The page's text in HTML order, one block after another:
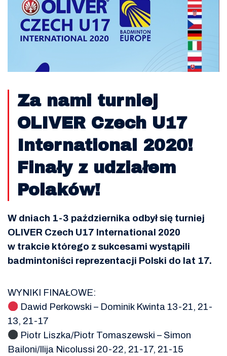
Za nami turniej
OLIVER Czech U17
International 2020!
Finały z udziałem
Polaków!
W dniach 1-3 października odbył się turniej
OLIVER Czech U17 International 2020
w trakcie którego z sukcesami wystąpili
badmintoniści reprezentacji Polski do lat 17.
WYNIKI FINAŁOWE:
Dawid Perkowski – Dominik Kwinta 13-21, 21-
13, 21-17
Piotr Liszka/Piotr Tomaszewski – Simon
Bailoni/Ilija Nicolussi 20-22, 21-17, 21-15